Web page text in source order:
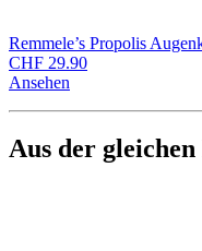
Remmele’s Propolis
CHF 29.90
Ansehen
Aus der